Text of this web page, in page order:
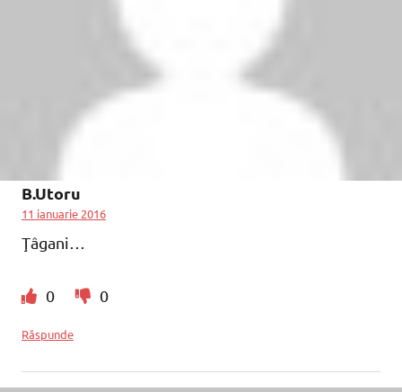
B.Utoru
11 ianuarie 2016
Ţâgani…
0 0
Răspunde